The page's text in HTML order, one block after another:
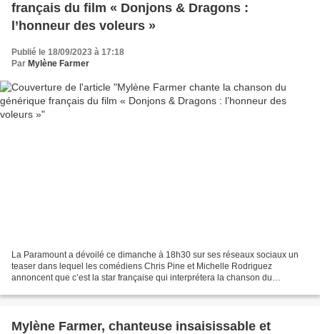
français du film « Donjons & Dragons :
l’honneur des voleurs »
Publié le 18/09/2023 à 17:18
Par Mylène Farmer
La Paramount a dévoilé ce dimanche à 18h30 sur ses réseaux sociaux un
teaser dans lequel les comédiens Chris Pine et Michelle Rodriguez
annoncent que c’est la star française qui interprétera la chanson du
Mylène Farmer, chanteuse insaisissable et